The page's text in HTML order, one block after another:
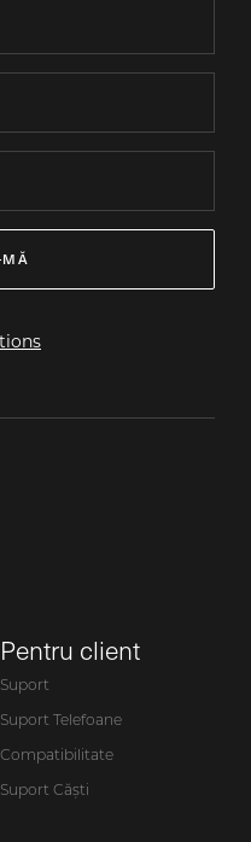
Pentru client
Suport
Suport Telefoane
Compatibilitate
Suport Căști